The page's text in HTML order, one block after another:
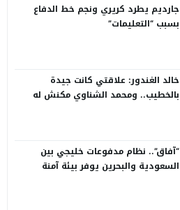
جارديم يطرد كريري ونجم خط الدفاع
بسبب “التعليمات”
خالد الغندور: علاقتي كانت جيدة
بالخطيب.. ومحمد الشناوي مكنش له
“آفاق”.. نظام مدفوعات خليجي بين
السعودية والبحرين يوفر بيئة آمنة